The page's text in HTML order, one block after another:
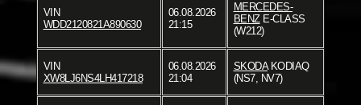
VIN
WDD2120821A890630
06.08.2026
21:15
MERCEDES-
BENZE-CLASS
(W212)
VIN
XW8LJ6NS4LH417218
06.08.2026
21:04
SKODAKODIAQ
(NS7, NV7)